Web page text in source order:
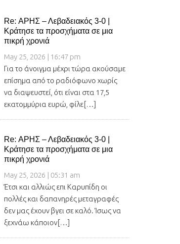
Re: ΑΡΗΣ – Λεβαδειακός 3-0 |
Κράτησε τα προσχήματα σε μια
πικρή χρονιά
May 25, 2026 | 16:47 pm
Για το άνοιγμα μέχρι τώρα ακούσαμε
επίσημα από το ραδιόφωνο χωρίς
να διαψευστεί, ότι είναι στα 17,5
εκατομμύρια ευρώ, φίλε[…]
Re: ΑΡΗΣ – Λεβαδειακός 3-0 |
Κράτησε τα προσχήματα σε μια
πικρή χρονιά
May 25, 2026 | 05:31 am
Έτσι και αλλιώς επι Καρυπίδη οι
πολλές και δαπανηρές μεταγραφές
δεν μας έχουν βγει σε καλό. Ίσως να
ξεχνάω κάποιον[…]